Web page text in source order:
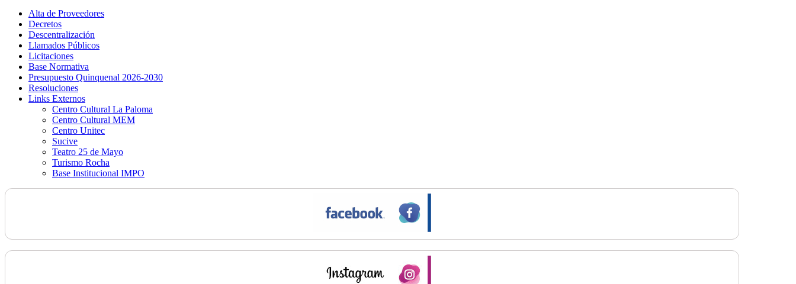
Alta de Proveedores
Decretos
Descentralización
Llamados Públicos
Licitaciones
Base Normativa
Presupuesto Quinquenal 2026-2030
Resoluciones
Links Externos
Centro Cultural La Paloma
Centro Cultural MEM
Centro Unitec
Sucive
Teatro 25 de Mayo
Turismo Rocha
Base Institucional IMPO